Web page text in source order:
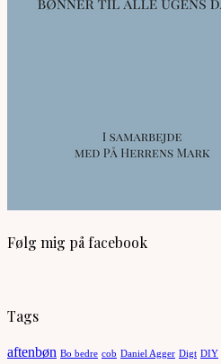
Følg mig på facebook
Tags
aftenbøn Bo bedre cob Daniel Agger Digt DIY